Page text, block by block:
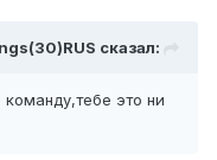
сказал:
это ни